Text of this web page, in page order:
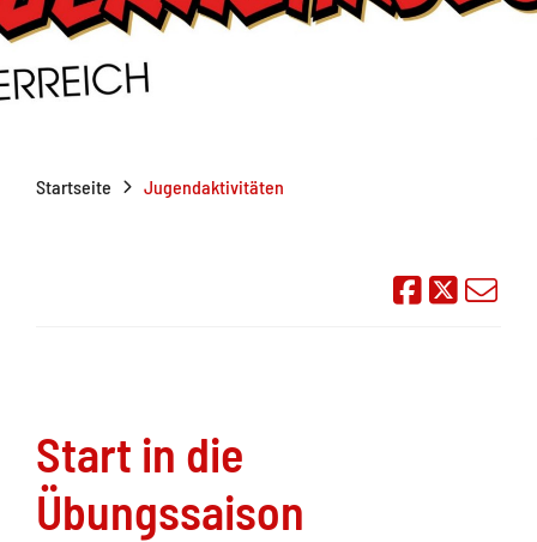
Startseite Jugendaktivitäten
Auf
Start in die
Übungssaison